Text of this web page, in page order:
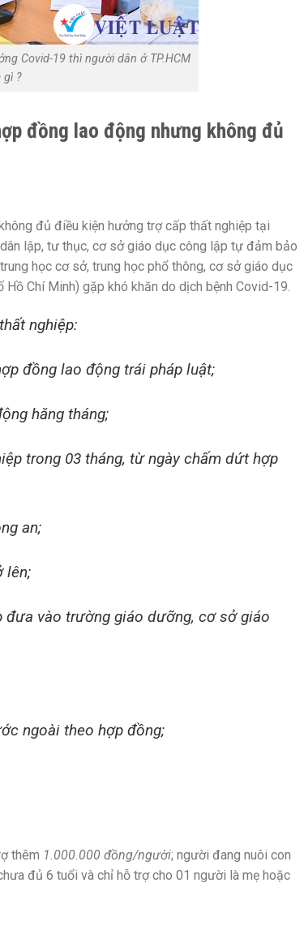
Covid-19 thì người dân ở TP.HCM
gì ?
đồng lao động nhưng không đủ
đủ điều kiện hưởng trợ cấp thất nghiệp tại
lập, tư thục, cơ sở giáo dục công lập tự đảm bảo
học cơ sở, trung học phổ thông, cơ sở giáo dục
Chí Minh) gặp khó khăn do dịch bệnh Covid-19.
nghiệp:
đồng lao động trái pháp luật;
hăng tháng;
trong 03 tháng, từ ngày chấm dứt hợp
an;
lên;
đưa vào trường giáo dưỡng, cơ sở giáo
ngoài theo hợp đồng;
thêm 1.000.000 đồng/người; người đang nuôi con
đủ 6 tuổi và chỉ hỗ trợ cho 01 người là mẹ hoặc